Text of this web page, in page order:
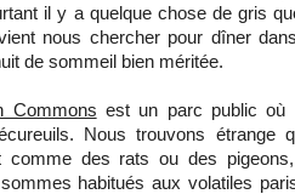
il y a quelque chose de gris
nous chercher pour dîner
de sommeil bien méritée.
Commons est un parc public où
Nous trouvons étrange
comme des rats ou des
habitués aux volatiles